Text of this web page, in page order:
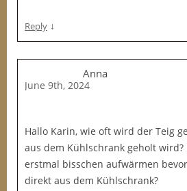
Reply ↓
Anna
June 9th, 2024
Hallo Karin, wie oft wird der Teig
aus dem Kühlschrank geholt
erstmal bisschen aufwärmen
direkt aus dem Kühlschrank?